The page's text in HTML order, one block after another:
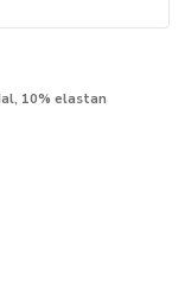
10% elastan